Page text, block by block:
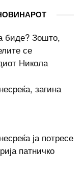
биде? Зошто,
се
Никола
загина
ја потресе
патничко